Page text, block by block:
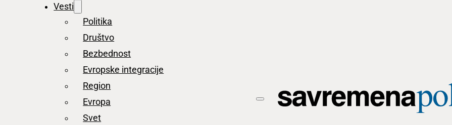
Vesti
Politika
Društvo
Bezbednost
Evropske integracije
Region
Evropa
Svet